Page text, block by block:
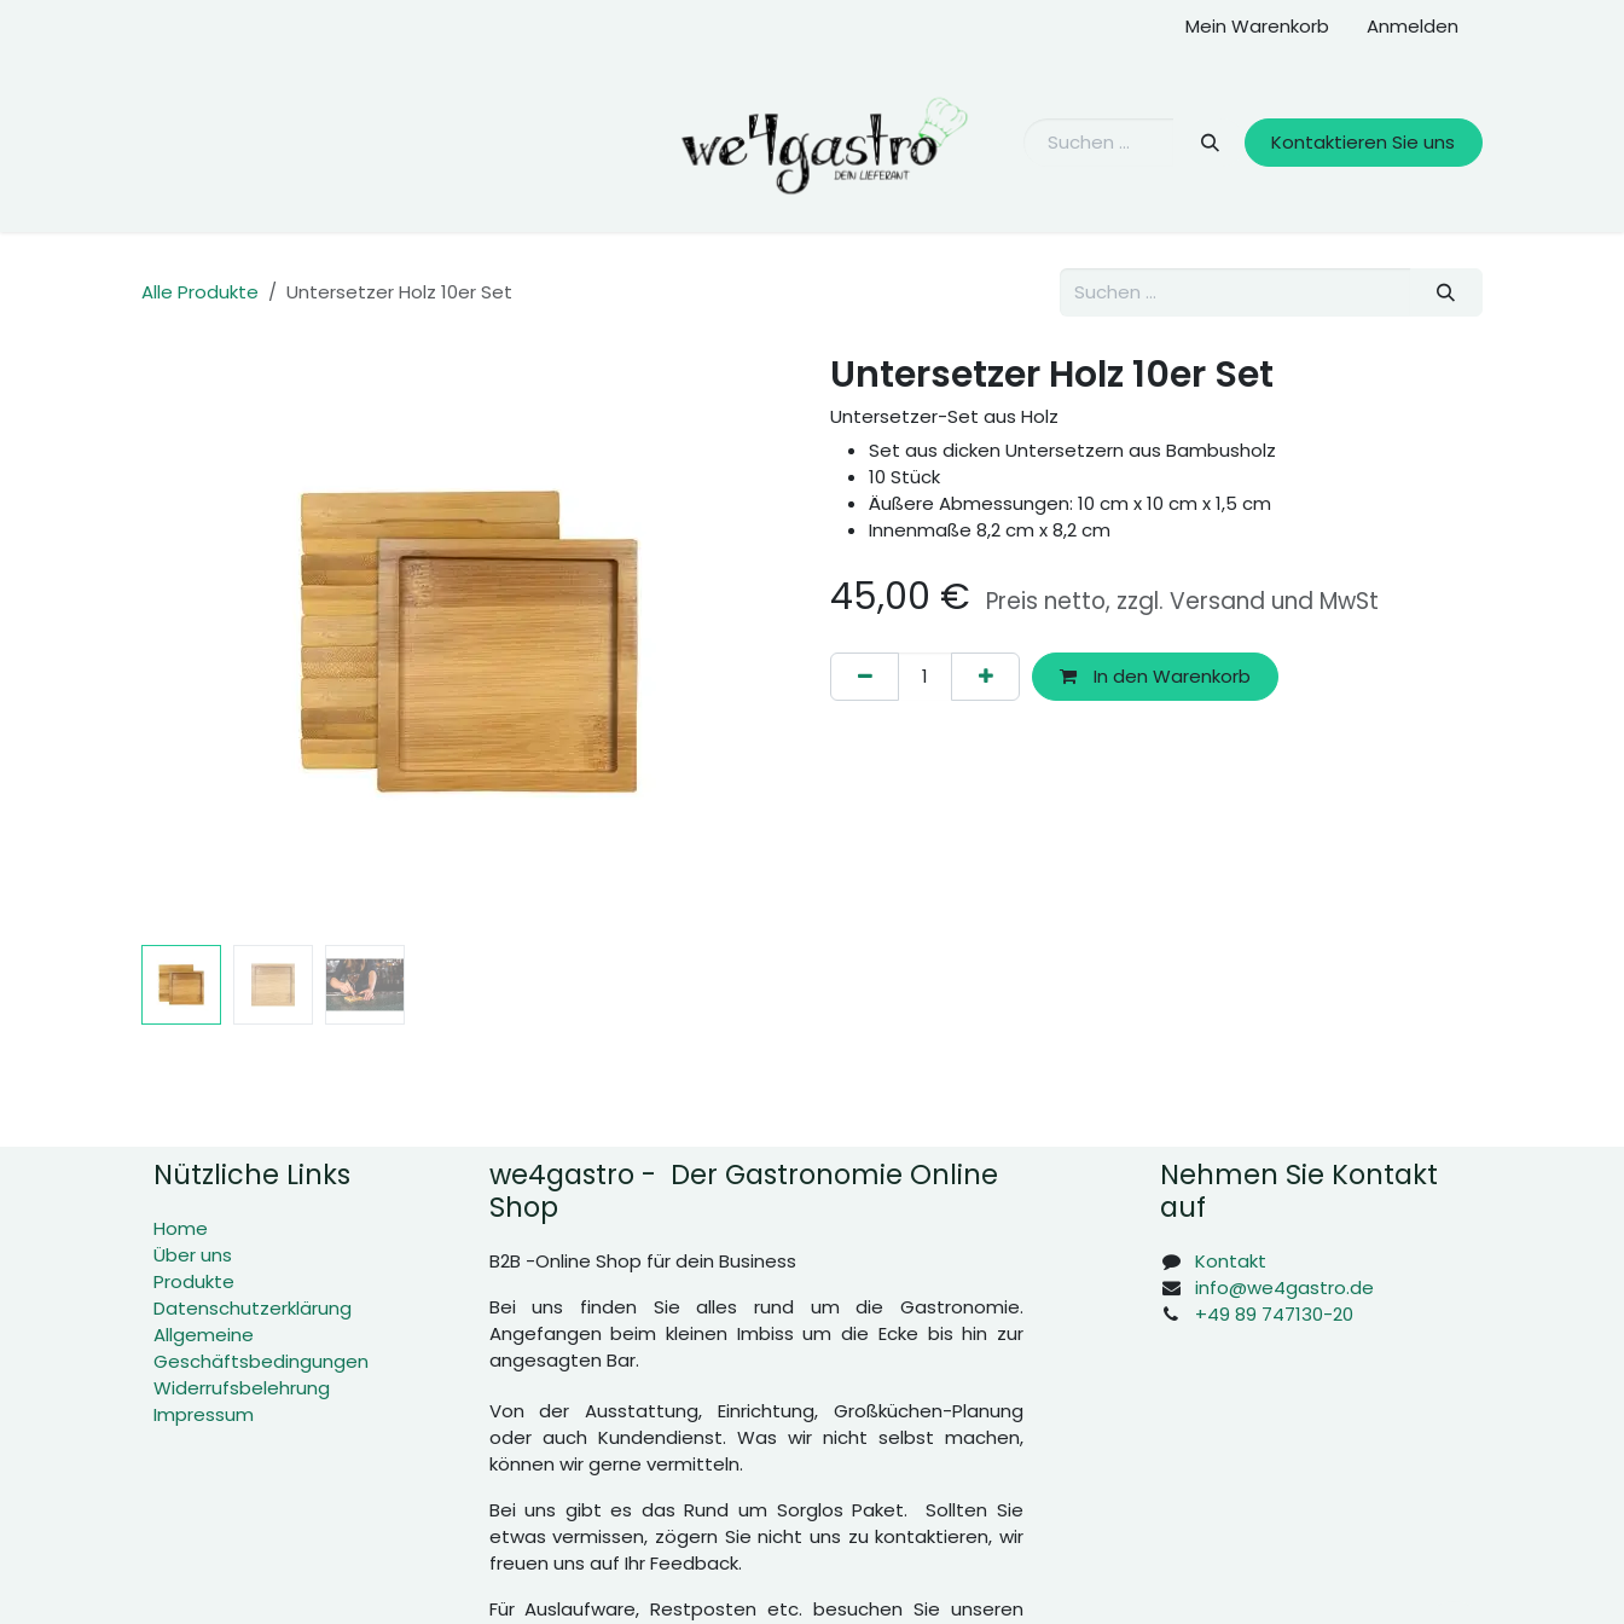
Mein Warenkorb Anmelden
Kontaktieren Sie uns
Alle Produkte Untersetzer Holz 10er Set
Untersetzer Holz 10er Set
Untersetzer-Set aus Holz
Set aus dicken Untersetzern aus Bambusholz
10 Stück
Äußere Abmessungen: 10 cm x 10 cm x 1,5 cm
Innenmaße 8,2 cm x 8,2 cm
45,00 € Preis netto, zzgl. Versand und MwSt
In den Warenkorb
Nützliche Links
Home
Über uns
Produkte
Datenschutzerklärung
Allgemeine
Geschäftsbedingungen
Widerrufsbelehrung
Impressum
we4gastro - Der Gastronomie Online
Shop
B2B -Online Shop für dein Business
Bei uns finden Sie alles rund um die Gastronomie.
Angefangen beim kleinen Imbiss um die Ecke bis hin zur
angesagten Bar.
Von der Ausstattung, Einrichtung, Großküchen-Planung
oder auch Kundendienst. Was wir nicht selbst machen,
können wir gerne vermitteln.
Bei uns gibt es das Rund um Sorglos Paket. Sollten Sie
etwas vermissen, zögern Sie nicht uns zu kontaktieren, wir
freuen uns auf Ihr Feedback.
Für Auslaufware, Restposten etc. besuchen Sie unseren
Nehmen Sie Kontakt
auf
Kontakt
info@we4gastro.de
+49 89 747130-20